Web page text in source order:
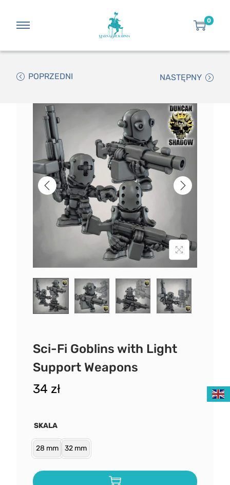
0
POPRZEDNI NASTĘPNY
Sci-Fi Goblins with Light
Support Weapons
34 zł
SKALA
28 mm 32 mm